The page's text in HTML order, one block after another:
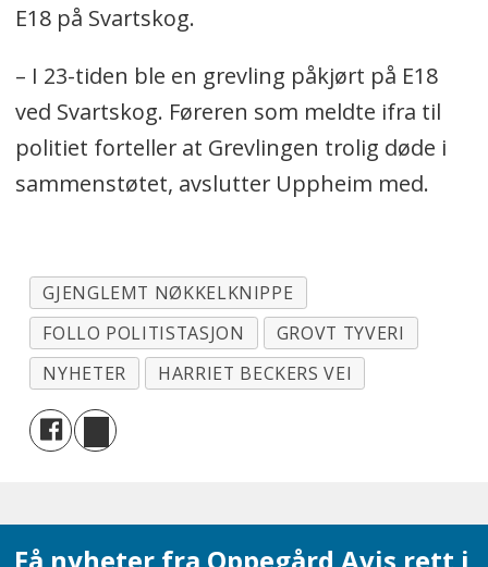
E18 på Svartskog.
– I 23-tiden ble en grevling påkjørt på E18
ved Svartskog. Føreren som meldte ifra til
politiet forteller at Grevlingen trolig døde i
sammenstøtet, avslutter Uppheim med.
GJENGLEMT NØKKELKNIPPE
FOLLO POLITISTASJON
GROVT TYVERI
NYHETER
HARRIET BECKERS VEI